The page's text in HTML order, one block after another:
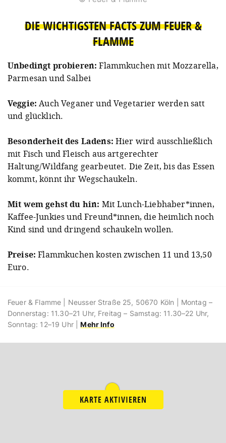
DIE WICHTIGSTEN FACTS ZUM FEUER &
FLAMME
Unbedingt probieren: Flammkuchen mit Mozzarella,
Parmesan und Salbei
Veggie:Auch Veganer und Vegetarier werden satt
und glücklich.
Besonderheit des Ladens: Hier wird ausschließlich
mit Fisch und Fleisch aus artgerechter
Haltung/Wildfang gearbeutet. Die Zeit, bis das Essen
kommt, könnt ihr Wegschaukeln.
Mit wem gehst du hin: Mit Lunch-Liebhaber*innen,
Kaffee-Junkies und Freund*innen, die heimlich noch
Kind sind und dringend schaukeln wollen.
Preise: Flammkuchen kosten zwischen 11 und 13,50
Euro.
Feuer & Flamme | Neusser Straße 25, 50670 Köln | Montag –
Donnerstag: 11.30–21 Uhr, Freitag – Samstag: 11.30–22 Uhr,
Sonntag: 12–19 Uhr |Mehr Info
KARTE AKTIVIEREN